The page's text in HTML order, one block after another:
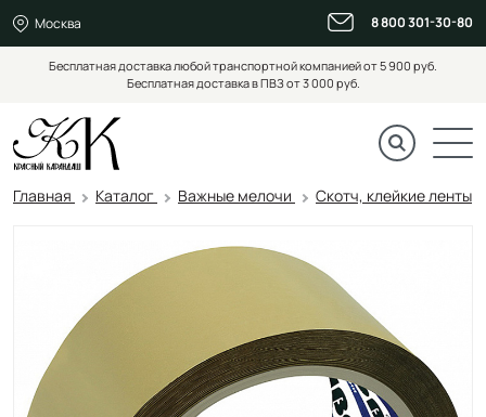
Москва 8 800 301-30-80
Бесплатная доставка любой транспортной компанией от 5 900 руб.
Бесплатная доставка в ПВЗ от 3 000 руб.
Главная Каталог Важные мелочи Скотч, клейкие ленты